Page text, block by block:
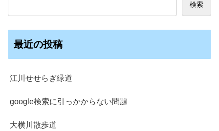
検索
最近の投稿
江川せせらぎ緑道
google検索に引っかからない問題
大横川散歩道